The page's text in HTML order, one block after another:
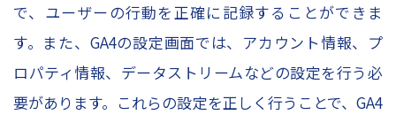
で、ユーザーの行動を正確に記録することができま
す。また、GA4の設定画面では、アカウント情報、プ
ロパティ情報、データストリームなどの設定を行う必
要があります。これらの設定を正しく行うことで、GA4